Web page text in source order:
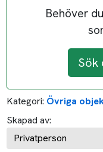
Behöver
Sök
Kategori: Övriga
Skapad av:
Privatperson